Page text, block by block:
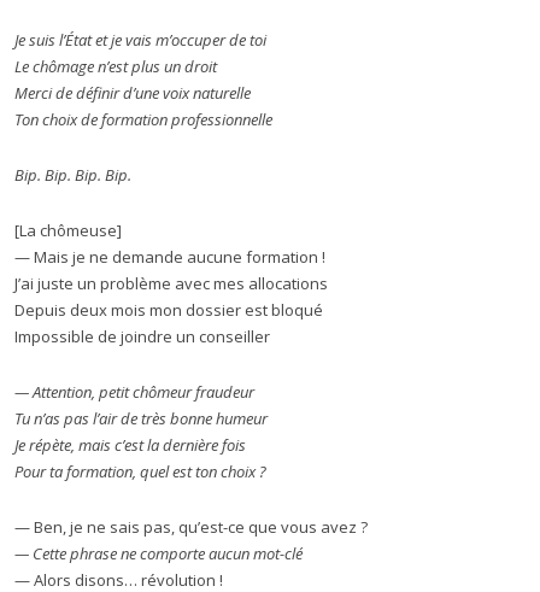
Je suis l’État et je vais m’occuper de toi
Le chômage n’est plus un droit
Merci de définir d’une voix naturelle
Ton choix de formation professionnelle
Bip. Bip. Bip. Bip.
[La chômeuse]
— Mais je ne demande aucune formation !
J’ai juste un problème avec mes allocations
Depuis deux mois mon dossier est bloqué
Impossible de joindre un conseiller
— Attention, petit chômeur fraudeur
Tu n’as pas l’air de très bonne humeur
Je répète, mais c’est la dernière fois
Pour ta formation, quel est ton choix ?
— Ben, je ne sais pas, qu’est-ce que vous avez ?
— Cette phrase ne comporte aucun mot-clé
— Alors disons… révolution !